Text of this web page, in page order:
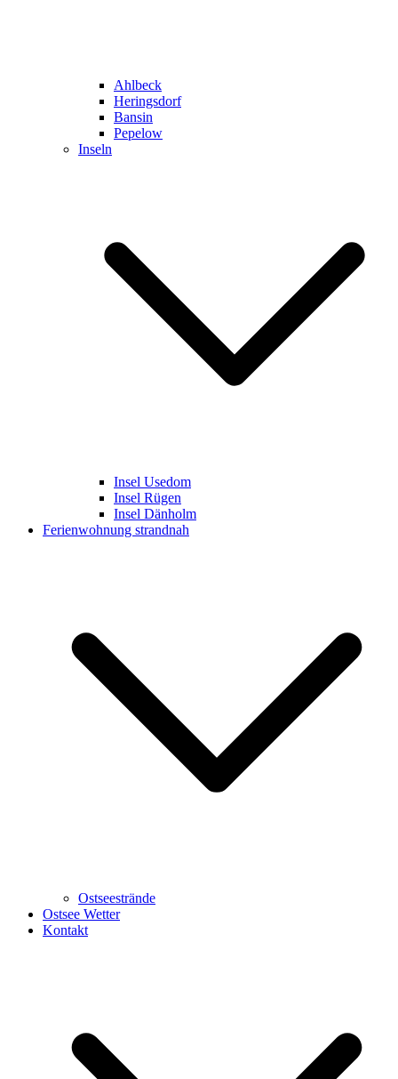
Ahlbeck
Heringsdorf
Bansin
Pepelow
Inseln
Insel Usedom
Insel Rügen
Insel Dänholm
Ferienwohnung strandnah
Ostseestrände
Ostsee Wetter
Kontakt